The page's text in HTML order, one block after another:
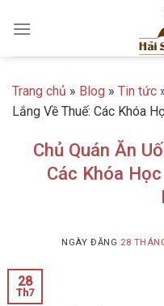
Trang chủ » Blog » Tin tức
Lắng Về Thuế: Các Khóa
Chủ Quán Ăn
Các Khóa
NGÀY ĐĂNG 28
28
Th7